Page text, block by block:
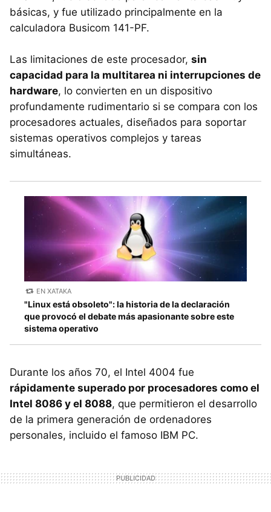
básicas, y fue utilizado principalmente en la
calculadora Busicom 141-PF.
Las limitaciones de este procesador, sin
capacidad para la multitarea ni interrupciones de
hardware, lo convierten en un dispositivo
profundamente rudimentario si se compara con los
procesadores actuales, diseñados para soportar
sistemas operativos complejos y tareas
simultáneas.
EN XATAKA
"Linux está obsoleto": la historia de la declaración
que provocó el debate más apasionante sobre este
sistema operativo
Durante los años 70, el Intel 4004 fue
rápidamente superado por procesadores como el
Intel 8086 y el 8088, que permitieron el desarrollo
de la primera generación de ordenadores
personales, incluido el famoso IBM PC.